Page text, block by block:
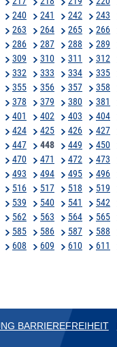
240 241 242 243
263 264 265 266
286 287 288 289
309 310 311 312
332 333 334 335
355 356 357 358
378 379 380 381
401 402 403 404
424 425 426 427
447 448 449 450
470 471 472 473
493 494 495 496
516 517 518 519
539 540 541 542
562 563 564 565
585 586 587 588
608 609 610 611
BARRIEREFREIHEIT